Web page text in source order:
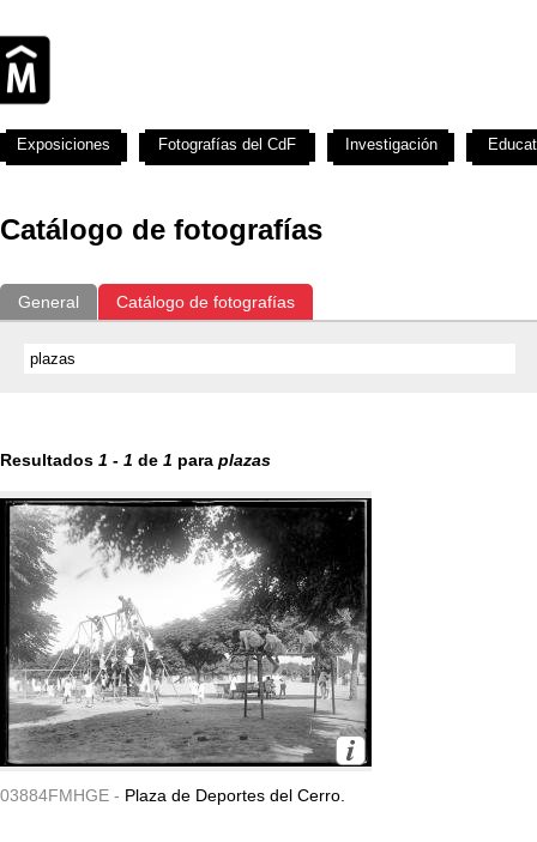
Catálogo de fotografías
General Catálogo de fotografías
Resultados 1 - 1 de 1 para plazas
03884FMHGE - Plaza de Deportes del Cerro.
Exposiciones Fotografías del CdF Investigación